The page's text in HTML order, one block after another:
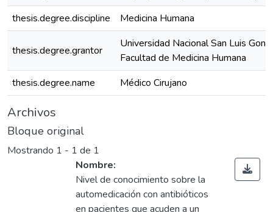
thesis.degree.discipline
Medicina Humana
thesis.degree.grantor
Universidad Nacional San Luis
Facultad de Medicina Humana
thesis.degree.name
Médico Cirujano
Archivos
Bloque original
Mostrando 1 - 1 de 1
Nombre:
Nivel de conocimiento sobre la
automedicación con antibióticos
en pacientes que acuden a un